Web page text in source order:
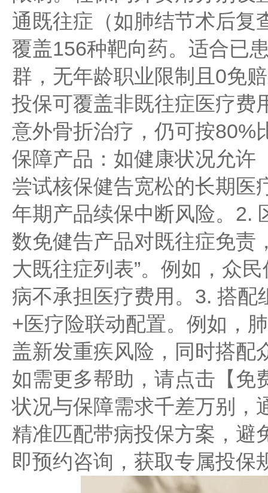
通既往症（如肺结节术后复
覆盖156种靶向药。适合已
群，无年龄职业限制且0免
投保可覆盖非既往症医疗费
意外骨折治疗，仍可按80%
保障产品：如健康状况允许
尝试核保健告宽松的长期医
年期产品续保中断风险。2.
数免健告产品对既往症免责
大既往症列表”。例如，众
病不承担医疗费用。3. 搭
+医疗险联动配置。例如，
盖新发重疾风险，同时搭配
如需更多帮助，请点击【免
状况与保障需求千差万别，
精准匹配带病投保方案，避
即预约咨询，获取专属投保